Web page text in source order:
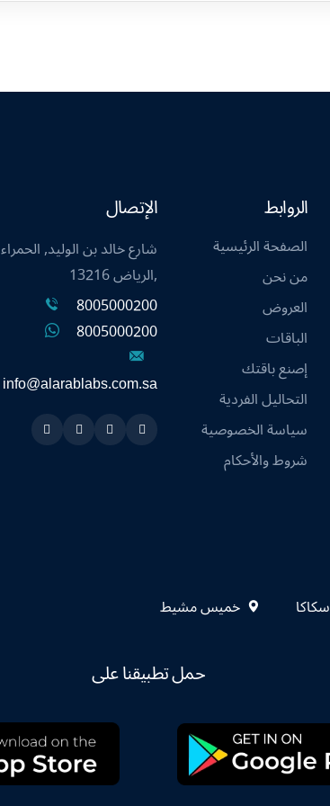
الروابط
الصفحة الرئيسية
من نحن
العروض
الباقات
إصنع باقتك
التحاليل الفردية
سياسة الخصوصية
شروط والأحكام
الإتصال
شارع خالد بن الوليد, الحمراء
,الرياض 13216
8005000200
8005000200
info@alarablabs.com.sa
Snapchat
Twitter
Linkedin
Instagram
سكاكا خميس مشيط
حمل تطبيقنا على